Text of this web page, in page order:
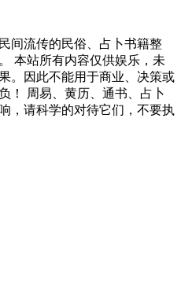
间流传的民俗、占卜书籍整
本站所有内容仅供娱乐，未
。因此不能用于商业、决策或
！ 周易、黄历、通书、占卜
，请科学的对待它们，不要执